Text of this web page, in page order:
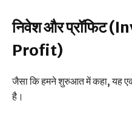
निवेश और प्रॉफिट
Profit)
जैसा कि हमने शुरुआत में कहा, यह
है।